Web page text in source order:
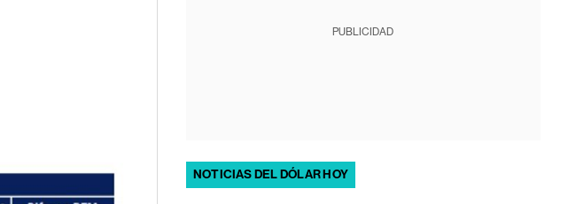
PUBLICIDAD
NOTICIAS DEL DÓLAR HOY